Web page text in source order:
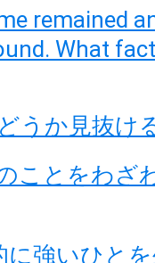
remained
What
うか見抜け
ことをわざ
に強いひと